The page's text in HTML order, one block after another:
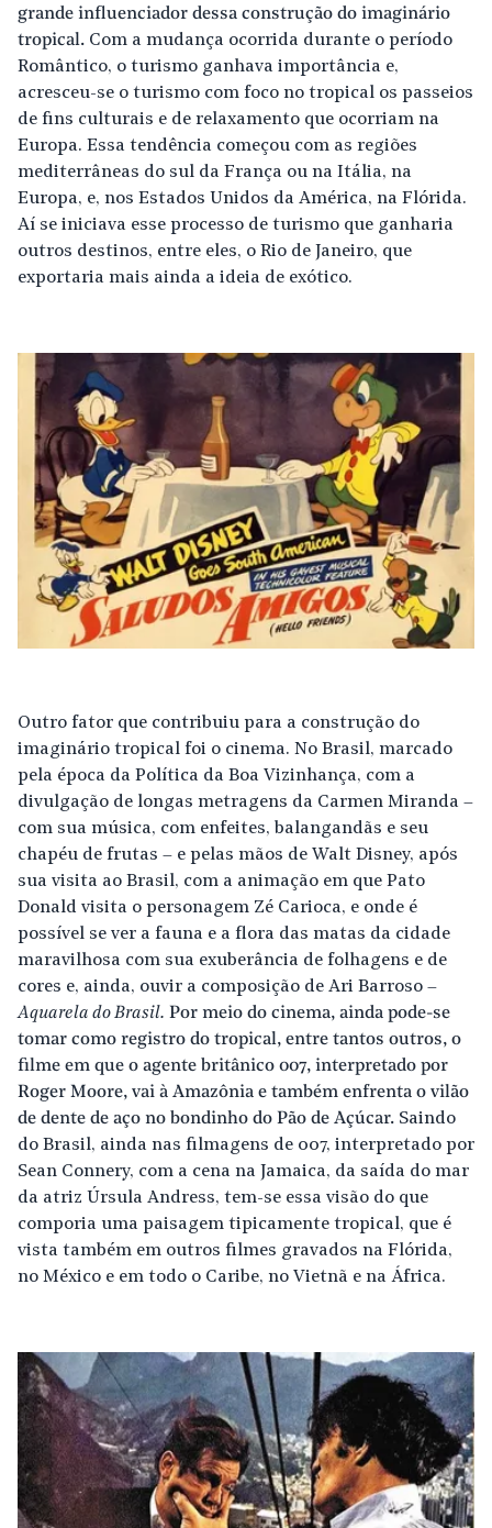
grande influenciador dessa construção do imaginário
tropical. Com a mudança ocorrida durante o período
Romântico, o turismo ganhava importância e,
acresceu-se o turismo com foco no tropical os passeios
de fins culturais e de relaxamento que ocorriam na
Europa. Essa tendência começou com as regiões
mediterrâneas do sul da França ou na Itália, na
Europa, e, nos Estados Unidos da América, na Flórida.
Aí se iniciava esse processo de turismo que ganharia
outros destinos, entre eles, o Rio de Janeiro, que
exportaria mais ainda a ideia de exótico.
Outro fator que contribuiu para a construção do
imaginário tropical foi o cinema. No Brasil, marcado
pela época da Política da Boa Vizinhança, com a
divulgação de longas metragens da Carmen Miranda –
com sua música, com enfeites, balangandãs e seu
chapéu de frutas – e pelas mãos de Walt Disney, após
sua visita ao Brasil, com a animação em que Pato
Donald visita o personagem Zé Carioca, e onde é
possível se ver a fauna e a flora das matas da cidade
maravilhosa com sua exuberância de folhagens e de
cores e, ainda, ouvir a composição de Ari Barroso –
Aquarela do Brasil. Por meio do cinema, ainda pode-se
tomar como registro do tropical, entre tantos outros, o
filme em que o agente britânico 007, interpretado por
Roger Moore, vai à Amazônia e também enfrenta o vilão
de dente de aço no bondinho do Pão de Açúcar. Saindo
do Brasil, ainda nas filmagens de 007, interpretado por
Sean Connery, com a cena na Jamaica, da saída do mar
da atriz Úrsula Andress, tem-se essa visão do que
comporia uma paisagem tipicamente tropical, que é
vista também em outros filmes gravados na Flórida,
no México e em todo o Caribe, no Vietnã e na África.